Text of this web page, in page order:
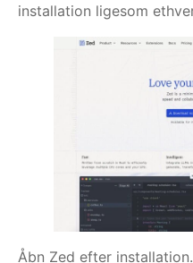
installation ligesom
Åbn Zed efter